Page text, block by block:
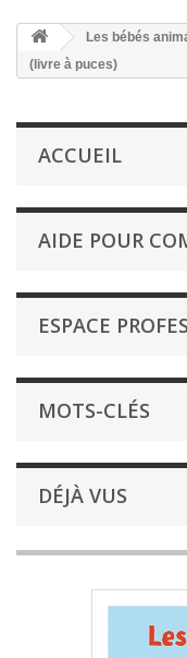
Les bébés
(livre à puces)
ACCUEIL
AIDE POUR
ESPACE
MOTS-CLÉS
DÉJÀ VUS